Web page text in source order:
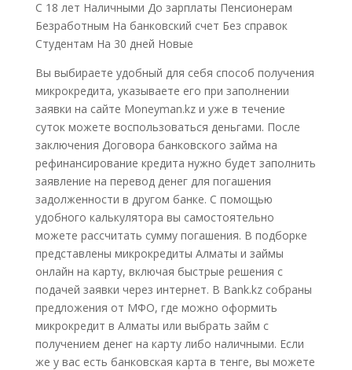
С 18 лет Наличными До зарплаты Пенсионерам
Безработным На банковский счет Без справок
Студентам На 30 дней Новые
Вы выбираете удобный для себя способ получения
микрокредита, указываете его при заполнении
заявки на сайте Moneyman.kz и уже в течение
суток можете воспользоваться деньгами. После
заключения Договора банковского займа на
рефинансирование кредита нужно будет заполнить
заявление на перевод денег для погашения
задолженности в другом банке. С помощью
удобного калькулятора вы самостоятельно
можете рассчитать сумму погашения. В подборке
представлены микрокредиты Алматы и займы
онлайн на карту, включая быстрые решения с
подачей заявки через интернет. В Bank.kz собраны
предложения от МФО, где можно оформить
микрокредит в Алматы или выбрать займ с
получением денег на карту либо наличными. Если
же у вас есть банковская карта в тенге, вы можете